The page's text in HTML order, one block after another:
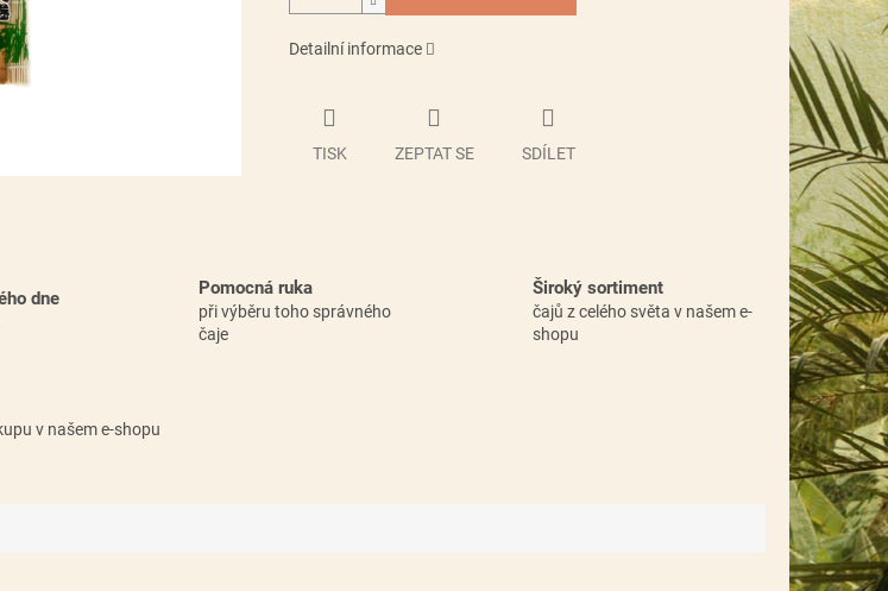
Detailní informace
TISK ZEPTAT SE SDÍLET
dne
Pomocná ruka
při výběru toho správného
čaje
Široký sortiment
čajů z celého světa v našem e-
shopu
v našem e-shopu